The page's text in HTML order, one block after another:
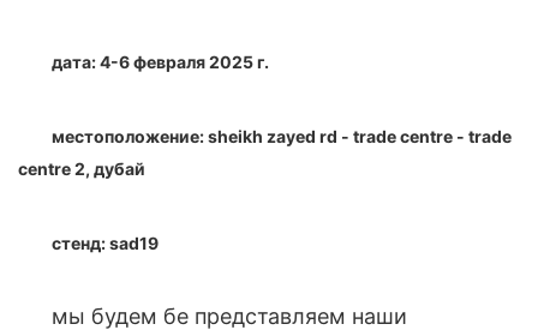
дата: 4-6 февраля 2025 г.
местоположение: sheikh zayed rd - trade centre - trade
centre 2, дубай
стенд: sad19
мы будем бe представляем наши